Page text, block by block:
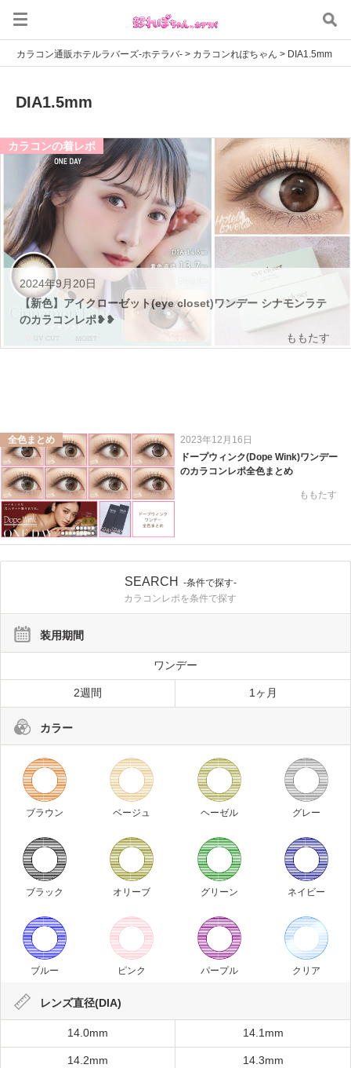
カラコン通販ホテルラバーズ-ホテラバ- > カラコンれぽちゃん > DIA1.5mm
DIA1.5mm
カラコンの着レポ
2024年9月20日
【新色】アイクローゼット(eye closet)ワンデー シナモンラテ
のカラコンレポ❥❥
ももたす
全色まとめ
2023年12月16日
ドープウィンク(Dope Wink)ワンデー
のカラコンレポ全色まとめ
ももたす
SEARCH
-条件で探す-
カラコンレポを条件で探す
装用期間
ワンデー
2週間 1ヶ月
カラー
ブラウン ベージュ ヘーゼル グレー
ブラック オリーブ グリーン ネイビー
ブルー ピンク パープル クリア
レンズ直径(DIA)
14.0mm 14.1mm
14.2mm 14.3mm